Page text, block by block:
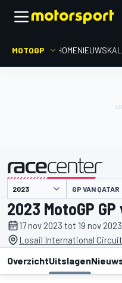
MOTOGP HOMENIEUWS
gepresenteerd door GP VAN QATAR
2023 MotoGP
17 nov 2023 tot 19 nov 2023
Losail International
OverzichtUitslagen